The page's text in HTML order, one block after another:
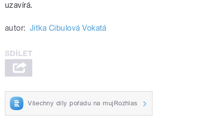
uzavírá.
autor: Jitka Cibulová Vokatá
Všechny díly pořadu na mujRozhlas